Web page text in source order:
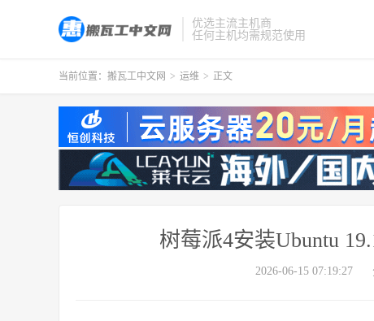
优选主流主机商
任何主机均需规范使用
当前位置： 搬瓦工中文网 > 运维 > 正文
树莓派4安装Ubuntu
2026-06-15 07:19:27